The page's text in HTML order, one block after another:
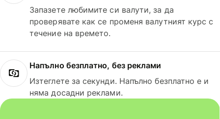
Запазете любимите си валути, за да
проверявате как се променя валутният курс с
течение на времето.
Напълно безплатно, без реклами
Изтеглете за секунди. Напълно безплатно е и
няма досадни реклами.